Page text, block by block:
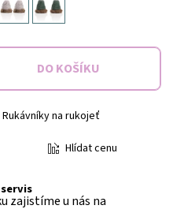
Rukávníky na rukojeť
Hlídat cenu
zajistíme u nás na